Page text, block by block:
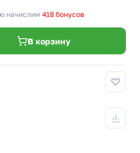
начислим 418 бонусов
В корзину